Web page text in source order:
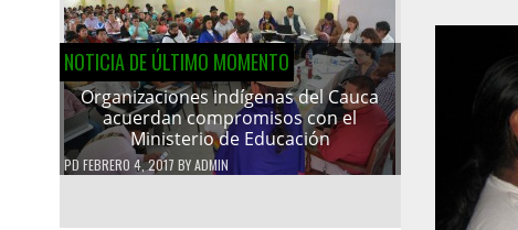
NOTICIA DE ÚLTIMO MOMENTO
Organizaciones indígenas del Cauca
acuerdan compromisos con el
Ministerio de Educación
PD FEBRERO 4, 2017 BYADMIN